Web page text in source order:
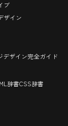
ブ
ザイン
デザイン完全ガイド
辞書CSS辞書